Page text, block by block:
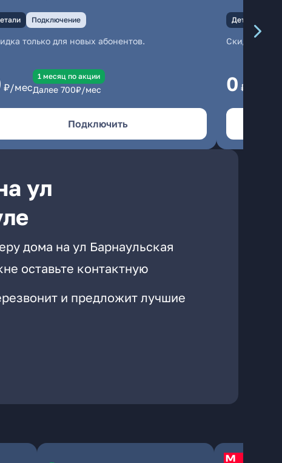
Подключение
только для новых абонентов.
₽/мес
1 месяц по акции
Далее 700₽/мес
Подключить
Детали
Скидка
0 ₽/мес
ул
дома на ул Барнаульская
оставьте контактную
и предложит лучшие